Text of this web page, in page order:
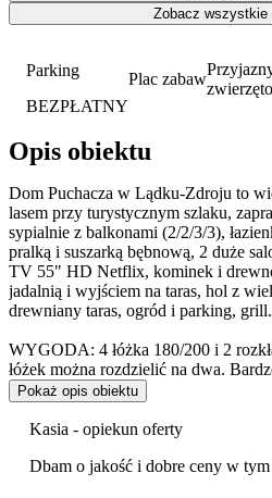
Parking
BEZPŁATNY
Plac zabaw
Opis obiektu
Dom Puchacza w Lądku-Zdroju to
lasem przy turystycznym szlaku,
sypialnie z balkonami (2/2/3/3),
pralką i suszarką bębnową, 2 duże
TV 55" HD Netflix, kominek i
jadalnią i wyjściem na taras, hol z
drewniany taras, ogród i parking, grill.
WYGODA: 4 łóżka 180/200 i 2
łóżek można rozdzielić na dwa.
materace, pościel i ręczniki. Nikt nie
domowej plus express do kawy
Pokaż opis obiektu
Kasia - opiekun oferty
Dbam o jakość i dobre ceny w
Zobacz wszystkie